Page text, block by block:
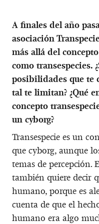
A finales del año
asociación
más allá del
como transespecies.
posibilidades que te
tal te limitan? ¿Qué
concepto
un cyborg?
Transespecie es un
que cyborg, aunque
temas de percepción.
también quiere decir
humano, porque es
cuenta de que el
humano era algo